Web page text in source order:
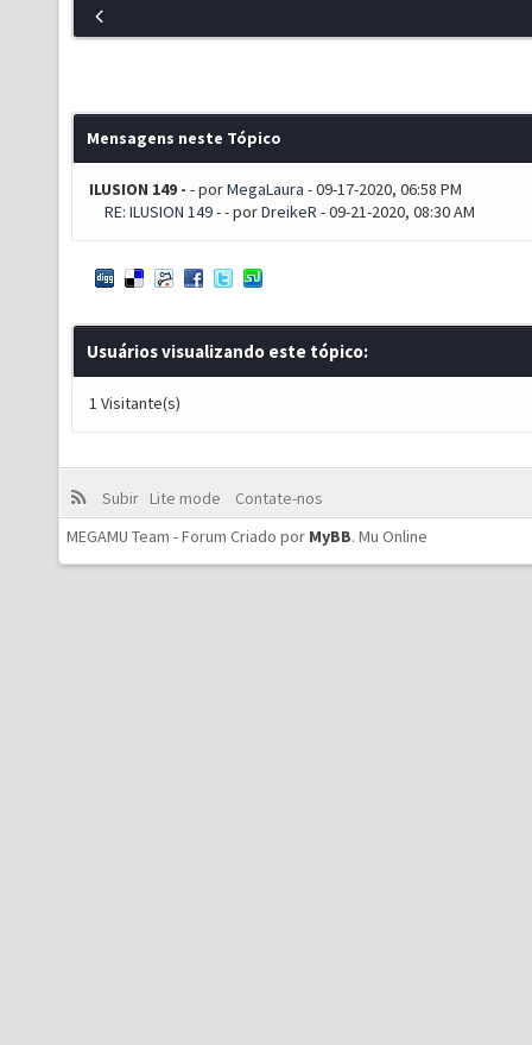
Mensagens neste Tópico
ILUSION 149 - - porMegaLaura - 09-17-2020, 06:58 PM
RE: ILUSION 149 -- porDreikeR - 09-21-2020, 08:30 AM
Usuários visualizando este tópico:
1 Visitante(s)
Subir Lite mode
Contate-nos
MEGAMU Team - Forum Criado por MyBB. Mu Online